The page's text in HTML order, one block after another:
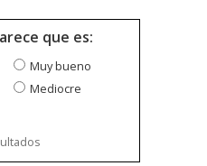
que es:
Muy bueno
Mediocre